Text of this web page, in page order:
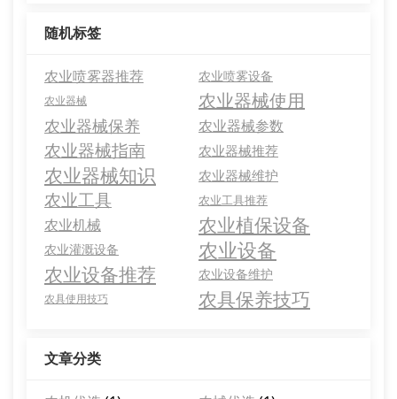
随机标签
农业喷雾器推荐 农业喷雾设备
农业器械 农业器械使用
农业器械保养 农业器械参数
农业器械指南 农业器械推荐
农业器械知识 农业器械维护
农业工具 农业工具推荐
农业机械 农业植保设备
农业灌溉设备 农业设备
农业设备推荐 农业设备维护
农具使用技巧 农具保养技巧
文章分类